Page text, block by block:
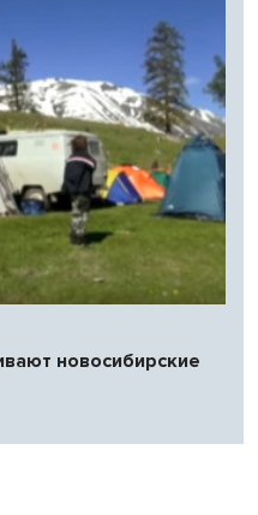
новосибирские